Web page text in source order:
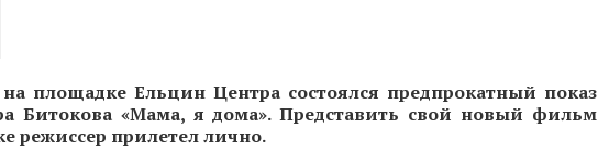
на площадке Ельцин Центра состоялся предпрокатный показ
Битокова «Мама, я дома». Представить свой новый фильм
режиссер прилетел лично.